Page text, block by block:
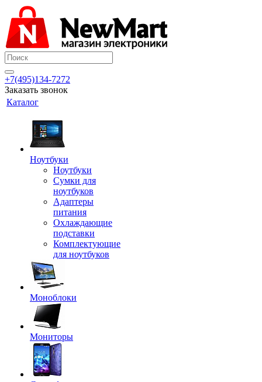
+7(495)134-7272
Заказать звонок
Каталог
Ноутбуки
Ноутбуки
Сумки для
ноутбуков
Адаптеры
питания
Охлаждающие
подставки
Комплектующие
для ноутбуков
Моноблоки
Мониторы